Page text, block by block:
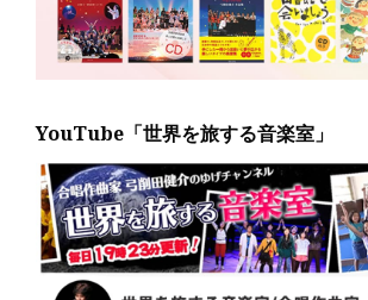
YouTube「世界を旅する音楽室」